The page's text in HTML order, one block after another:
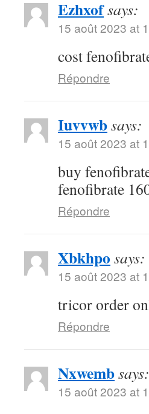
Ezhxofsays:
15 août 2023 at
cost
Répondre
Iuvvwbsays:
15 août 2023 at
buy
fenofibrate
Répondre
Xbkhpo says:
15 août 2023 at
tricor order
Répondre
Nxwembsays:
15 août 2023 at